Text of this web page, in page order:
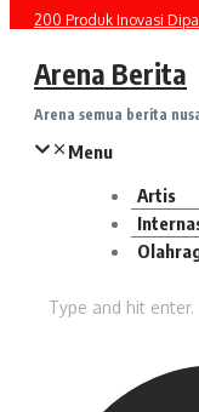
200 Produk Inovasi
Arena Berita
Arena semua berita
Menu
Artis
untuk: